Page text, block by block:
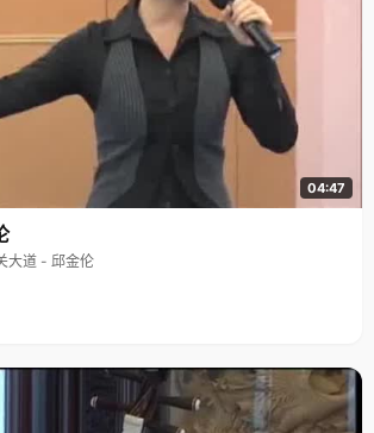
04:47
大道 - 邱金伦